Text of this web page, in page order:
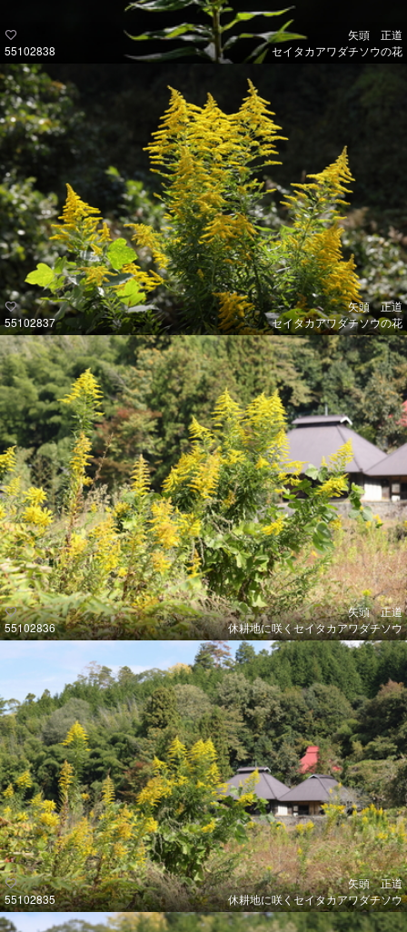
55102838
矢頭 正道
セイタカアワダチソウの花
55102837
矢頭 正道
セイタカアワダチソウの花
55102836
矢頭 正道
休耕地に咲くセイタカアワダチソウ
55102835
矢頭 正道
休耕地に咲くセイタカアワダチソウ